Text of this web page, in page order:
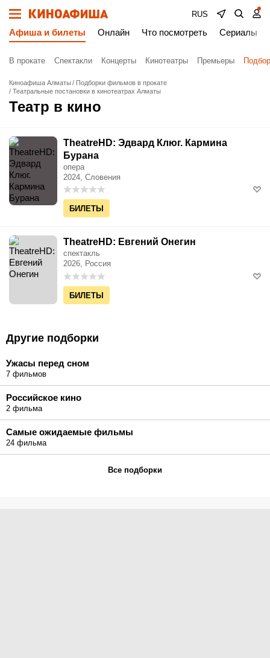
RUS
Афиша и билеты Онлайн Что посмотреть Сериалы
В прокате Спектакли Концерты Кинотеатры Премьеры
Киноафиша Алматы
Подборки фильмов в прокате
Театральные постановки в кинотеатрах Алматы
Театр в кино
TheatreHD: Эдвард Клюг. Кармина
Бурана
опера
2024, Словения
БИЛЕТЫ
TheatreHD: Евгений Онегин
спектакль
2026, Россия
БИЛЕТЫ
Другие подборки
Ужасы перед сном
7 фильмов
Российское кино
2 фильма
Самые ожидаемые фильмы
24 фильма
Все подборки